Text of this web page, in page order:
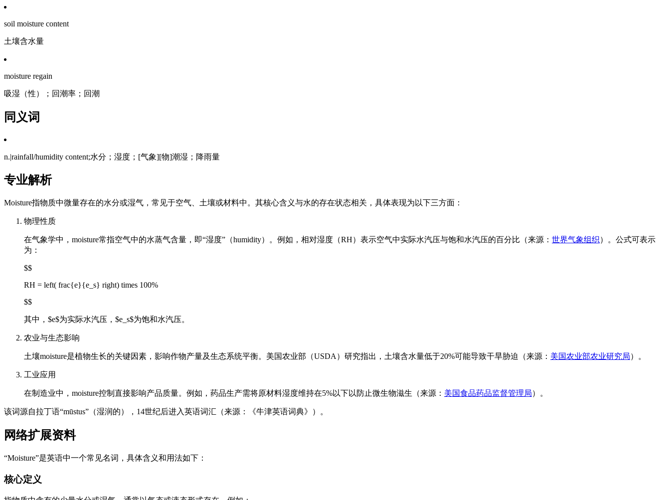
soil moisture content
土壤含水量
moisture regain
吸湿（性）；回潮率；回潮
同义词
n.|rainfall/humidity content;水分；湿度；[气象][物]潮湿；降雨量
专业解析
Moisture指物质中微量存在的水分或湿气，常见于空气、土壤或材料中。其核心含义与水的存在状态相关，具体表现为以下三方面：
物理性质
在气象学中，moisture常指空气中的水蒸气含量，即“湿度”（humidity）。例如，相对湿度（RH）表示空气中实际水汽压与饱和水汽压的百分比（来源： 世界气象组织）。公式可表示
为：
$$
RH = left( frac{e}{e_s} right) times 100%
$$
其中，$e$为实际水汽压，$e_s$为饱和水汽压。
农业与生态影响
土壤moisture是植物生长的关键因素，影响作物产量及生态系统平衡。美国农业部（USDA）研究指出，土壤含水量低于20%可能导致干旱胁迫（来源： 美国农业部农业研究局）。
工业应用
在制造业中，moisture控制直接影响产品质量。例如，药品生产需将原材料湿度维持在5%以下以防止微生物滋生（来源： 美国食品药品监督管理局）。
该词源自拉丁语“mūstus”（湿润的），14世纪后进入英语词汇（来源：《牛津英语词典》）。
网络扩展资料
“Moisture”是英语中一个常见名词，具体含义和用法如下：
核心定义